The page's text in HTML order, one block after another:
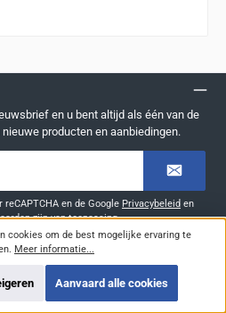
en u bent altijd als één van de
producten en aanbiedingen.
en de Google Privacybeleid en
zijn van toepassing.
Privacy
Door doorgaan te selecteren, bevestigt u dat u onze
hebt gelezen en onze
cookies om de best mogelijke ervaring te
Meer informatie...
Aanvaard alle cookies